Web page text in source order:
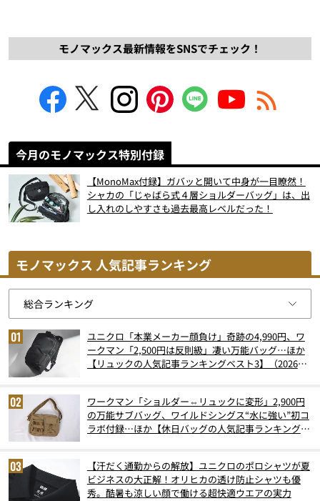
モノマックス最新情報をSNSでチェック！
今月のモノマックス特別付録
【MonoMax付録】ガバッと開いて中身が一目瞭然！
シャカの「じゃばら式４層ショルダーバッグ」は、出
し入れのしやすさも過去最高レベルだった！
モノマックス 人気記事ランキング
ユニクロ「本業メーカー顔負け」奇跡の4,990円、ワ
ークマン「2,500円は反則級」凄い万能バッグ…ほか
【リュックの人気記事ランキングベスト3】（2026年
ワークマン「ショルダー⇔リュックに変形」2,900円
の万能サブバッグ、ワイルドシングス“水に強い”初コ
ラボ付録…ほか【休日バッグの人気記事ランキングベ
【汗だく通勤からの解放】ユニクロのポロシャツが夏
ビジネスの大正解！オリヒカの透け防止シャツも優
秀。酷暑も涼しい顔で働ける超快適ウエアの実力